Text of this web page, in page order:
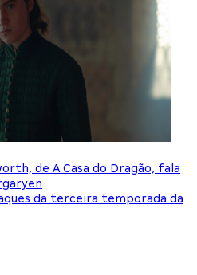
de A Casa do Dragão, fala
da terceira temporada da